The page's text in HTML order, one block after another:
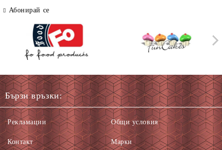
Абонирай се
Бързи връзки:
Рекламации
Контакт
Общи условия
Марки